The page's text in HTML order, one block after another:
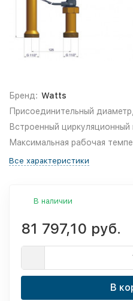
Бренд: Watts
Присоединительный
Встроенный циркуляционный
Максимальная рабочая
Все характеристики
В наличии
81 797,10 руб.
В